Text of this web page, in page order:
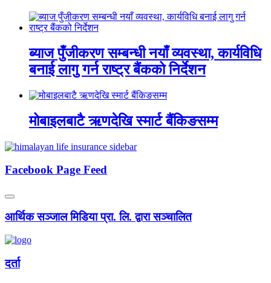
ब्याज पुँजीकरण सम्बन्धी नयाँ व्यवस्था, कार्यविधि
बनाई लागु गर्न राष्ट्र बैंकको निर्देशन
मोबाइलबाटै ऋणदेखि स्मार्ट बैंकिङसम्म
Facebook Page Feed
आर्थिक सञ्जाल मिडिया प्रा. लि. द्वारा सञ्चालित
दर्ता